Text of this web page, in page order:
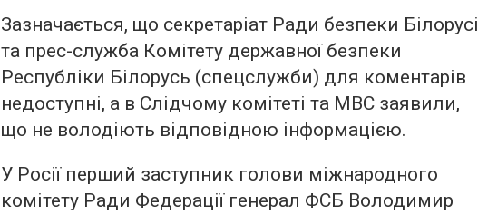
Зазначається, що секретаріат Ради безпеки Білорусі
та прес-служба Комітету державної безпеки
Республіки Білорусь (спецслужби) для коментарів
недоступні, а в Слідчому комітеті та МВС заявили,
що не володіють відповідною інформацією.
У Росії перший заступник голови міжнародного
комітету Ради Федерації генерал ФСБ Володимир